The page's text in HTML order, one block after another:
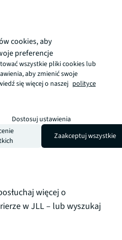
więcej o
w JLL – lub wyszukaj
cookies, aby
preferencje
wszystkie pliki cookies lub
aby zmienić swoje
się więcej o naszej polityce
Dostosuj ustawienia
Zaakceptuj wszystkie